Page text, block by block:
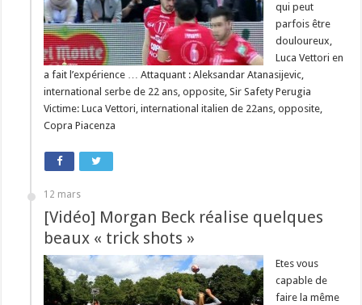
qui peut
parfois être
douloureux,
Luca Vettori en
a fait l’expérience … Attaquant : Aleksandar Atanasijevic,
international serbe de 22 ans, opposite, Sir Safety Perugia
Victime: Luca Vettori, international italien de 22ans, opposite,
Copra Piacenza
12 mars
[Vidéo] Morgan Beck réalise quelques
beaux « trick shots »
Etes vous
capable de
faire la même